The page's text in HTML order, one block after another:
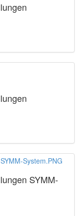
SYMM-